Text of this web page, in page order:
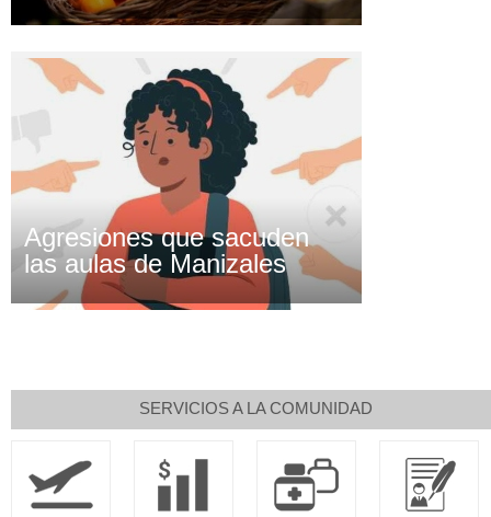
Agresiones que sacuden
las aulas de Manizales
SERVICIOS A LA COMUNIDAD